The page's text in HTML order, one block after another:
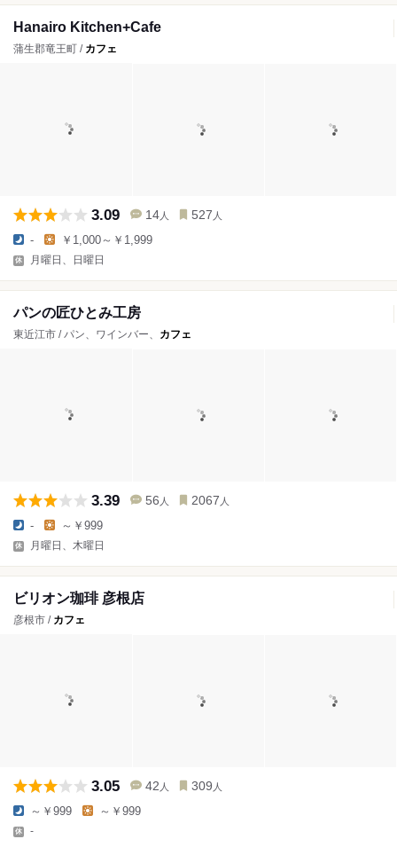
Hanairo Kitchen+Cafe
蒲生郡竜王町 / カフェ
3.09 14 人 527 人
- ￥1,000～￥1,999
月曜日、日曜日
パンの匠ひとみ工房
東近江市 / パン、ワインバー、 カフェ
3.39 56 人 2067 人
- ～￥999
月曜日、木曜日
ビリオン珈琲 彦根店
彦根市 / カフェ
3.05 42 人 309 人
～￥999 ～￥999
-